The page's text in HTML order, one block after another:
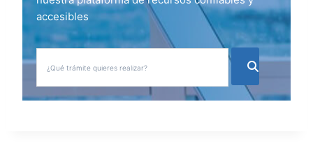
accesibles